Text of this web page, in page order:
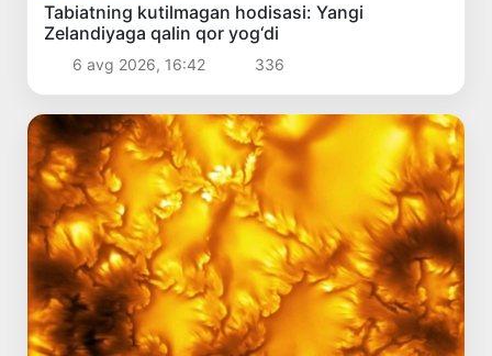
Tabiatning kutilmagan hodisasi: Yangi
Zelandiyaga qalin qor yog‘di
6 avg 2026, 16:42 336